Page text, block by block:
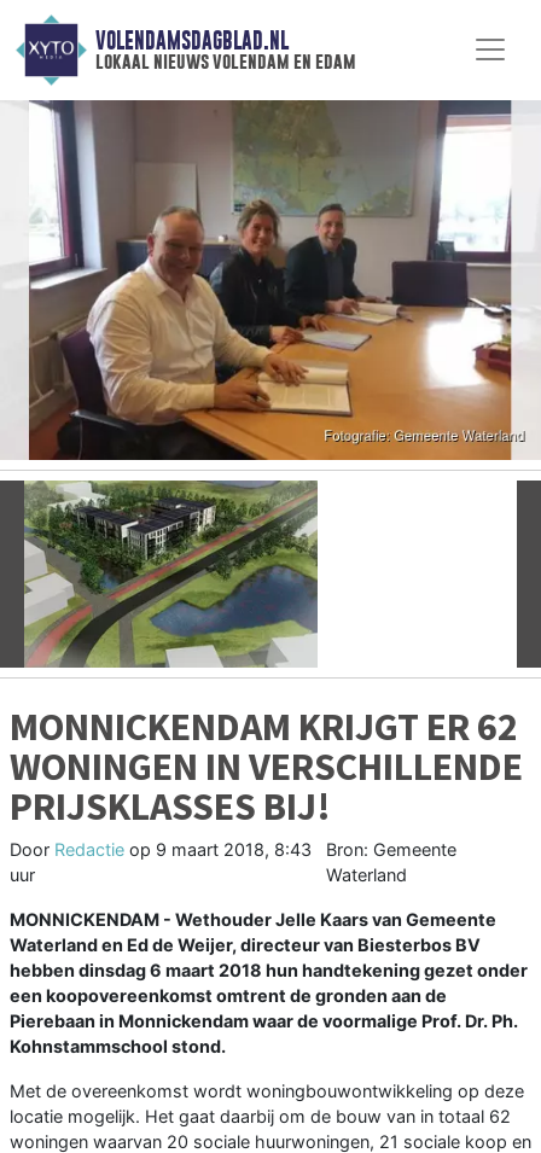
VOLENDAMSDAGBLAD.NL
lokaal nieuws volendam en edam
Vorige
MONNICKENDAM KRIJGT ER 62
WONINGEN IN VERSCHILLENDE
PRIJSKLASSES BIJ!
Door Redactie op 9 maart 2018, 8:43
uur
Bron: Gemeente
Waterland
MONNICKENDAM - Wethouder Jelle Kaars van Gemeente
Waterland en Ed de Weijer, directeur van Biesterbos BV
hebben dinsdag 6 maart 2018 hun handtekening gezet onder
een koopovereenkomst omtrent de gronden aan de
Pierebaan in Monnickendam waar de voormalige Prof. Dr. Ph.
Kohnstammschool stond.
Met de overeenkomst wordt woningbouwontwikkeling op deze
locatie mogelijk. Het gaat daarbij om de bouw van in totaal 62
woningen waarvan 20 sociale huurwoningen, 21 sociale koop en